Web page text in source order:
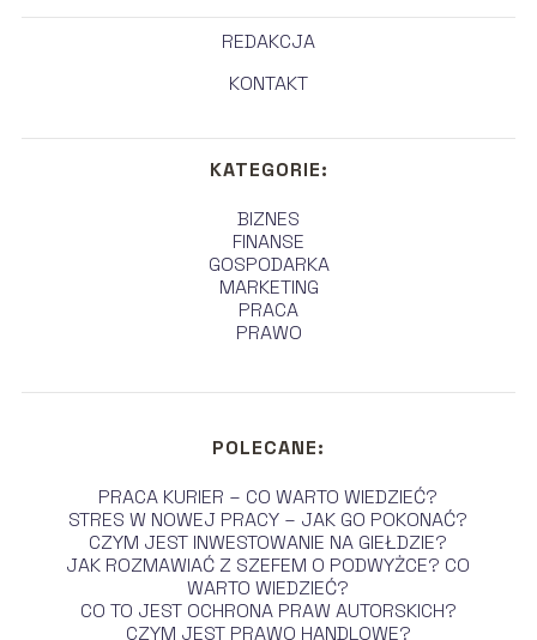
REDAKCJA
KONTAKT
KATEGORIE:
BIZNES
FINANSE
GOSPODARKA
MARKETING
PRACA
PRAWO
POLECANE:
PRACA KURIER – CO WARTO WIEDZIEĆ?
STRES W NOWEJ PRACY – JAK GO POKONAĆ?
CZYM JEST INWESTOWANIE NA GIEŁDZIE?
JAK ROZMAWIAĆ Z SZEFEM O PODWYŻCE? CO
WARTO WIEDZIEĆ?
CO TO JEST OCHRONA PRAW AUTORSKICH?
CZYM JEST PRAWO HANDLOWE?